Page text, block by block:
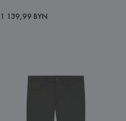
1 139,99 BYN